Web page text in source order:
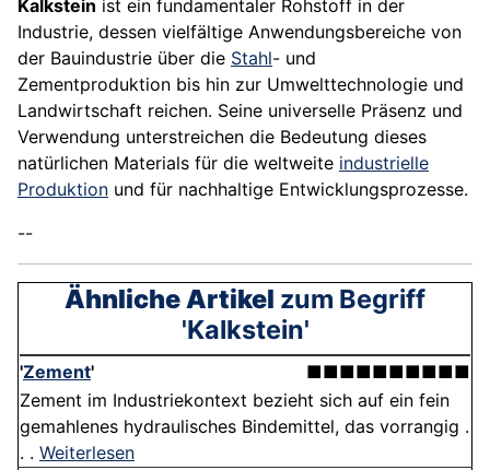
Kalkstein ist ein fundamentaler Rohstoff in der
Industrie, dessen vielfältige Anwendungsbereiche von
der Bauindustrie über die Stahl- und
Zementproduktion bis hin zur Umwelttechnologie und
Landwirtschaft reichen. Seine universelle Präsenz und
Verwendung unterstreichen die Bedeutung dieses
natürlichen Materials für die weltweite industrielle
Produktion und für nachhaltige Entwicklungsprozesse.
--
Ähnliche Artikel zum Begriff
'Kalkstein'
'Zement'
■■■■■■■■■■
Zement im Industriekontext bezieht sich auf ein fein
gemahlenes hydraulisches Bindemittel, das vorrangig .
. . Weiterlesen